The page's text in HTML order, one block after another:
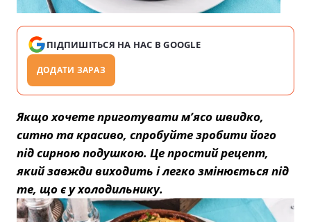
ПІДПИШІТЬСЯ НА НАС В GOOGLE
ДОДАТИ ЗАРАЗ
Якщо хочете приготувати м’ясо швидко,
ситно та красиво, спробуйте зробити його
під сирною подушкою. Це простий рецепт,
який завжди виходить і легко змінюється під
те, що є у холодильнику.